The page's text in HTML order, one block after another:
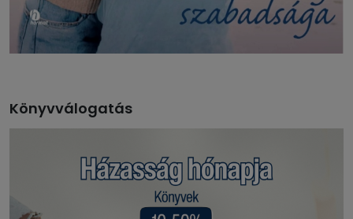
Könyvválogatás